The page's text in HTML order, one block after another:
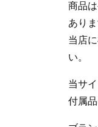
商品
ありま
当店
い。
当サ
付属